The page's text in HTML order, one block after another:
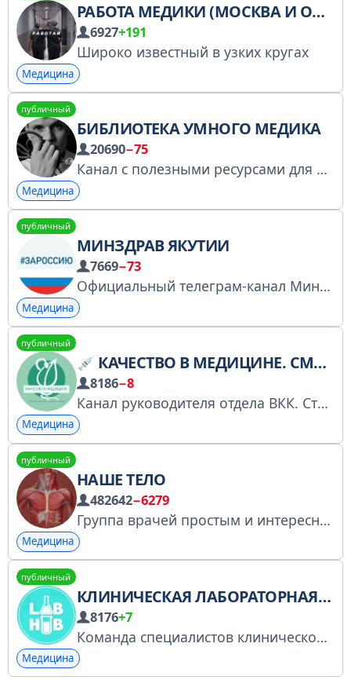
РАБОТА МЕДИКИ (МОСКВА И ОБЛАСТЬ)
6927+191
Широко известный в узких кругах
Медицина
публичный
БИБЛИОТЕКА УМНОГО МЕДИКА
20690−75
Канал с полезными ресурсами для медиков всех специальностей. В комментариях запрещена политика в любом ее проявлении. По всем вопросам: @reklamamed
Медицина
публичный
МИНЗДРАВ ЯКУТИИ
7669−73
Официальный телеграм-канал Министерства здравоохранения РС(Я)
Медицина
публичный
КАЧЕСТВО В МЕДИЦИНЕ. СМК. ВНУТРЕННИЙ КОНТРОЛЬ КАЧЕСТВА.
8186−8
Канал руководителя отдела ВКК. Стандартизация. Оптимизация. Учет. Контроль. Все процессы в вашей МО будут иметь свое название, строгий алгоритм, точку приложения и ответственного. Связаться с автором https://t.me/MedVkk785n Чат - https://t.me/vkkmed785
Медицина
публичный
НАШЕ ТЕЛО
482642−6279
Группа врачей простым и интересным языком рассказывает все особенности нашего организма. Реклама: @J_A_Sh Сотрудничаем: @Spiral_Miya, @swaymedia Биржа: telega.in/c/+Bw56zIBUdrc3MmYy РКН: https://rkn.link/LdN
Медицина
публичный
КЛИНИЧЕСКАЯ ЛАБОРАТОРНАЯ ДИАГНОСТИКА LABHUB
8176+7
Команда специалистов клинической лабораторной диагностики. Всё о медицинских анализах. Сайт: https://labhub.online
Медицина